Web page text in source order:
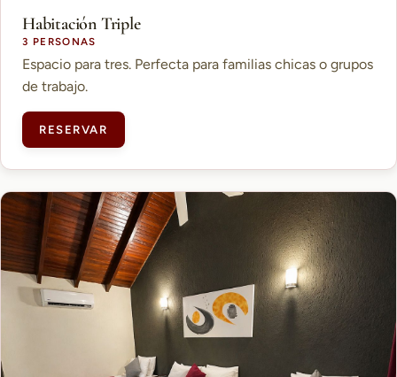
Habitación Triple
3 PERSONAS
Espacio para tres. Perfecta para familias chicas o grupos
de trabajo.
RESERVAR